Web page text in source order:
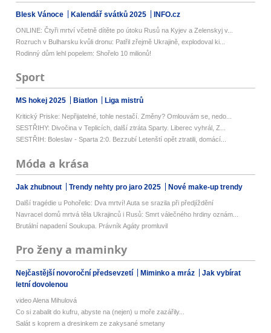
Blesk Vánoce Kalendář svátků 2025 INFO.cz
ONLINE: Čtyři mrtví včetně dítěte po útoku Rusů na Kyjev a Zelenskyj v...
Rozruch v Bulharsku kvůli dronu: Patřil zřejmě Ukrajině, explodoval ki...
Rodinný dům lehl popelem: Shořelo 10 milionů!
Sport
MS hokej 2025 Biatlon Liga mistrů
Kritický Priske: Nepřijatelné, tohle nestačí. Změny? Omlouvám se, nedo...
SESTŘIHY: Divočina v Teplicích, další ztráta Sparty. Liberec vyhrál, Z...
SESTŘIH: Boleslav - Sparta 2:0. Bezzubí Letenští opět ztratili, domácí...
Móda a krása
Jak zhubnout Trendy nehty pro jaro 2025 Nové make-up trendy
Další tragédie u Pohořelic: Dva mrtví! Auta se srazila při předjíždění
Navracel domů mrtvá těla Ukrajinců i Rusů: Smrt válečného hrdiny oznám...
Brutální napadení Soukupa. Právník Agáty promluvil
Pro ženy a maminky
Nejčastější novoroční předsevzetí Miminko a mráz
Jak vybírat
letní dovolenou
video Alena Mihulová
Co si zabalit do kufru, abyste na (nejen) u moře zazářily...
Salát s koprem a dresinkem ze zakysané smetany